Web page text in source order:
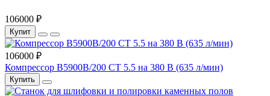
106000 ₽
Купит
106000 ₽
Компрессор B5900B/200 СТ 5.5 на 380 В (635 л/мин)
Купить